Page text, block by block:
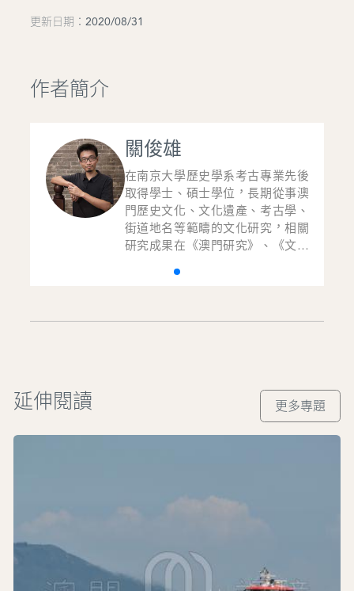
更新日期：2020/08/31
作者簡介
關俊雄
在南京大學歷史學系考古專業先後
取得學士、碩士學位，長期從事澳
門歷史文化、文化遺產、考古學、
街道地名等範疇的文化研究，相關
研究成果在《澳門研究》、《文化
延伸閱讀 更多專題